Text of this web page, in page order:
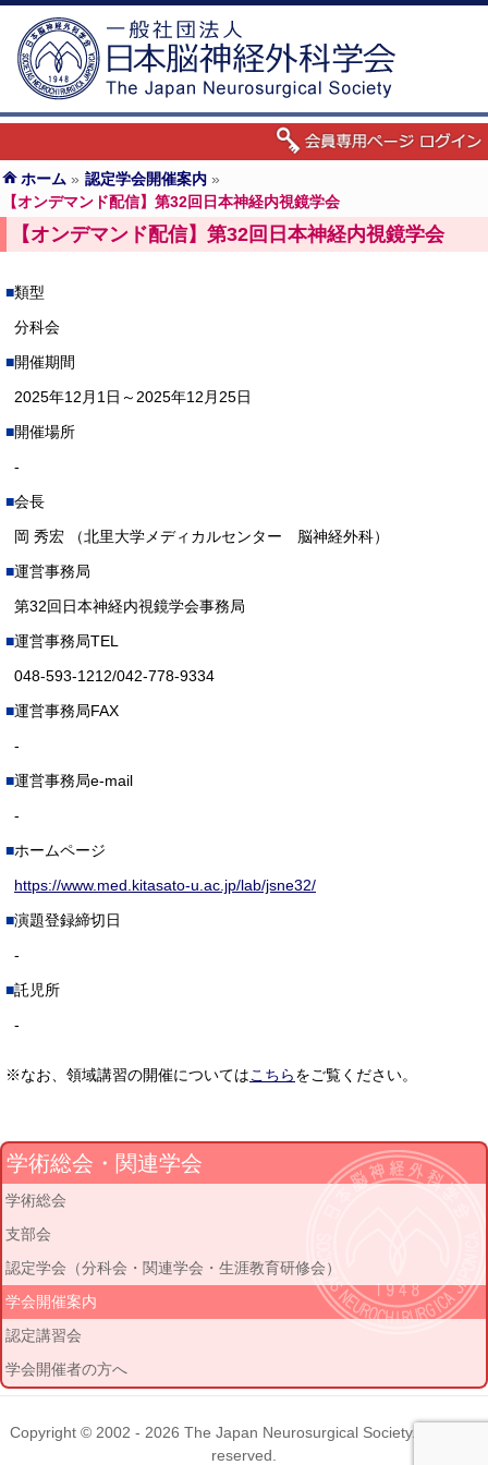
ホーム » 認定学会開催案内 »
【オンデマンド配信】第32回日本神経内視鏡学会
【オンデマンド配信】第32回日本神経内視鏡学会
類型
分科会
開催期間
2025年12月1日～2025年12月25日
開催場所
-
会長
岡 秀宏 （北里大学メディカルセンター 脳神経外科）
運営事務局
第32回日本神経内視鏡学会事務局
運営事務局TEL
048-593-1212/042-778-9334
運営事務局FAX
-
運営事務局e-mail
-
ホームページ
https://www.med.kitasato-u.ac.jp/lab/jsne32/
演題登録締切日
-
託児所
-
※なお、領域講習の開催についてはこちらをご覧ください。
学術総会・関連学会
学術総会
支部会
認定学会（分科会・関連学会・生涯教育研修会）
学会開催案内
認定講習会
学会開催者の方へ
Copyright © 2002 - 2026 The Japan Neurosurgical Society. All rights
reserved.